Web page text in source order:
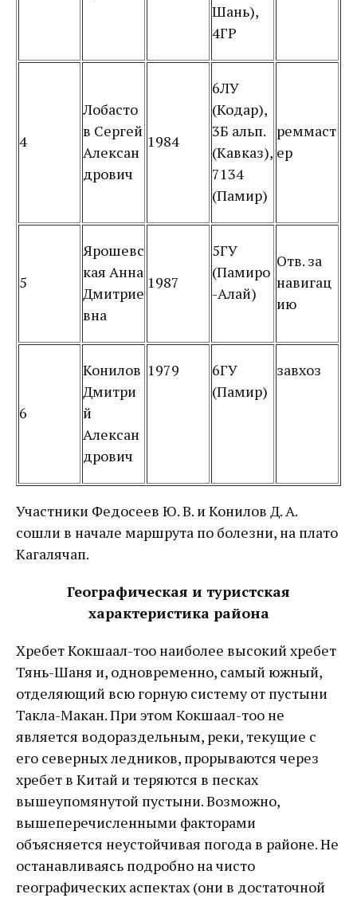
Шань),
4ГР
4
Лобасто
в Сергей
Алексан
дрович
1984
6ЛУ
(Кодар),
3Б альп.
(Кавказ),
7134
(Памир)
реммаст
ер
5
Ярошевс
кая Анна
Дмитрие
вна
1987
5ГУ
(Памиро
-Алай)
Отв. за
навигац
ию
6
Конилов
Дмитри
й
Алексан
дрович
1979
6ГУ
(Памир)
завхоз
Участники Федосеев Ю. В. и Конилов Д. А.
сошли в начале маршрута по болезни, на плато
Кагалячап.
Географическая и туристская
характеристика района
Хребет Кокшаал-тоо наиболее высокий хребет
Тянь-Шаня и, одновременно, самый южный,
отделяющий всю горную систему от пустыни
Такла-Макан. При этом Кокшаал-тоо не
является водораздельным, реки, текущие с
его северных ледников, прорываются через
хребет в Китай и теряются в песках
вышеупомянутой пустыни. Возможно,
вышеперечисленными факторами
объясняется неустойчивая погода в районе. Не
останавливаясь подробно на чисто
географических аспектах (они в достаточной